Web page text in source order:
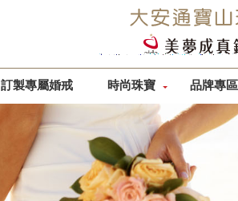
訂製專屬婚戒 時尚珠寶 品牌專區